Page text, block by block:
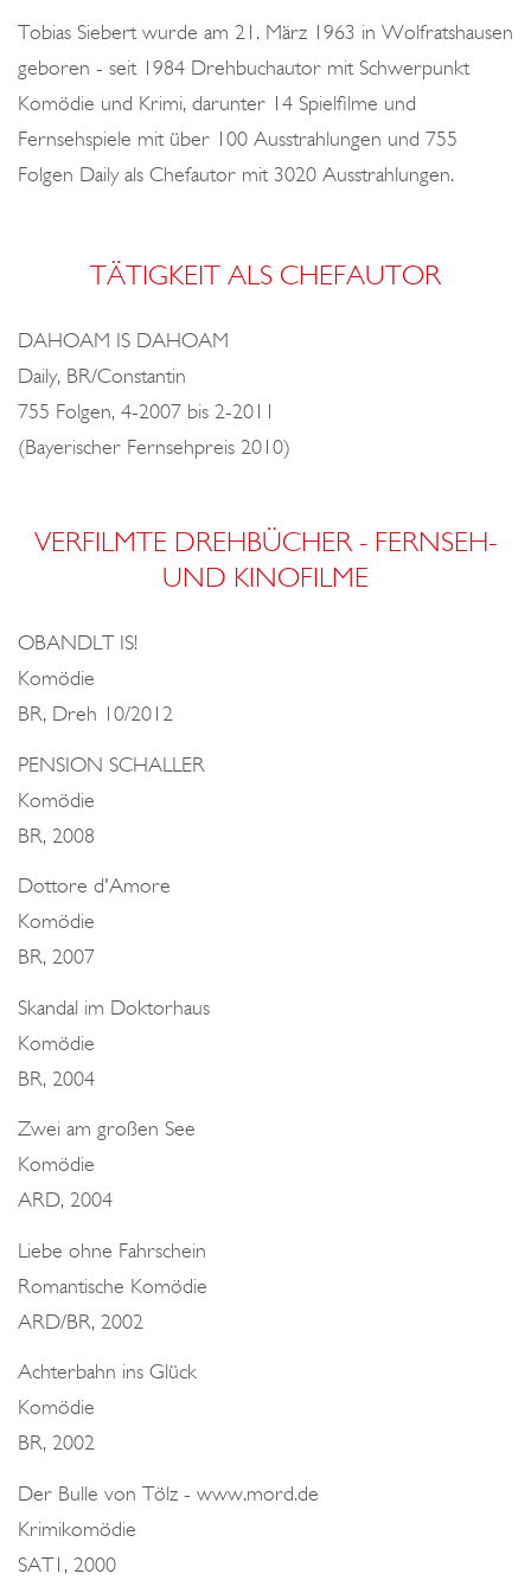
n
Tobias Siebert wurde am 21. März 1963 in Wolfratshausen
geboren - seit 1984 Drehbuchautor mit Schwerpunkt
Komödie und Krimi, darunter 14 Spielfilme und
Fernsehspiele mit über 100 Ausstrahlungen und 755
Folgen Daily als Chefautor mit 3020 Ausstrahlungen.
TÄTIGKEIT ALS CHEFAUTOR
DAHOAM IS DAHOAM
Daily, BR/Constantin
755 Folgen, 4-2007 bis 2-2011
(Bayerischer Fernsehpreis 2010)
VERFILMTE DREHBÜCHER - FERNSEH-
UND KINOFILME
OBANDLT IS!
Komödie
BR, Dreh 10/2012
PENSION SCHALLER
Komödie
BR, 2008
Dottore d'Amore
Komödie
BR, 2007
Skandal im Doktorhaus
Komödie
BR, 2004
Zwei am großen See
Komödie
ARD, 2004
Liebe ohne Fahrschein
Romantische Komödie
ARD/BR, 2002
Achterbahn ins Glück
Komödie
BR, 2002
Der Bulle von Tölz - www.mord.de
Krimikomödie
SAT1, 2000